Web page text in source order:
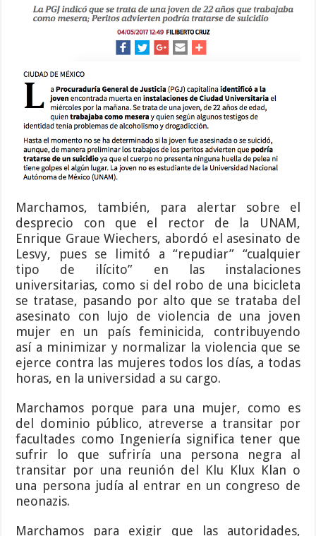
Marchamos, también, para alertar sobre el
desprecio con que el rector de la UNAM,
Enrique Graue Wiechers, abordó el asesinato de
Lesvy, pues se limitó a “repudiar” “cualquier
tipo de ilícito” en las instalaciones
universitarias, como si del robo de una bicicleta
se tratase, pasando por alto que se trataba del
asesinato con lujo de violencia de una joven
mujer en un país feminicida, contribuyendo
así a minimizar y normalizar la violencia que se
ejerce contra las mujeres todos los días, a todas
horas, en la universidad a su cargo.
Marchamos porque para una mujer, como es
del dominio público, atreverse a transitar por
facultades como Ingeniería significa tener que
sufrir lo que sufriría una persona negra al
transitar por una reunión del Klu Klux Klan o
una persona judía al entrar en un congreso de
neonazis.
Marchamos para exigir que las autoridades,